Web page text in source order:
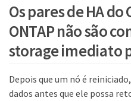
Os pares de HA
ONTAP não são
storage imediato
Depois que um nó é
dados antes que ele possa